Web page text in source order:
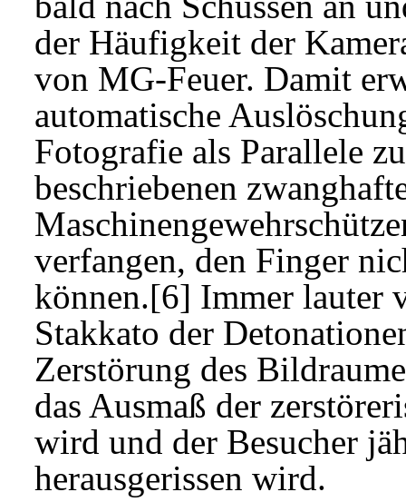
der Häufigkeit der
von MG-Feuer. Damit
automatische
Fotografie als Parallele
beschriebenen
verfangen, den Finger
können.[6] Immer lauter
Stakkato der
Zerstörung des
das Ausmaß der
wird und der Besucher
herausgerissen wird.